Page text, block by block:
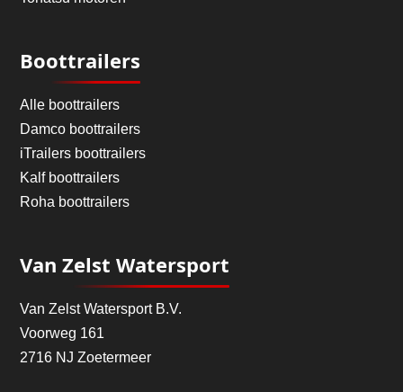
Boottrailers
Alle boottrailers
Damco boottrailers
iTrailers boottrailers
Kalf boottrailers
Roha boottrailers
Van Zelst Watersport
Van Zelst Watersport B.V.
Voorweg 161
2716 NJ Zoetermeer